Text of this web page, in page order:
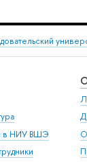
в НИУ ВШЭ